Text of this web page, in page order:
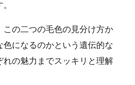
この二つの毛色の見分け方か
色になるのかという遺伝的な
れの魅力までスッキリと理解